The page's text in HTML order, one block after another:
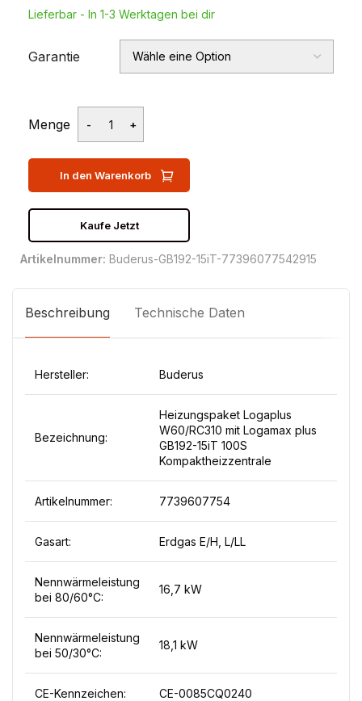
Lieferbar - In 1-3 Werktagen bei dir
Garantie
Menge
In den Warenkorb
Kaufe Jetzt
Artikelnummer: Buderus-GB192-15iT-77396077542915
Beschreibung Technische Daten
Hersteller: Buderus
Bezeichnung:
Heizungspaket Logaplus
W60/RC310 mit Logamax plus
GB192-15iT 100S
Kompaktheizzentrale
Artikelnummer: 7739607754
Gasart: Erdgas E/H, L/LL
Nennwärmeleistung
bei 80/60°C:
16,7 kW
Nennwärmeleistung
bei 50/30°C:
18,1 kW
CE-Kennzeichen: CE-0085CQ0240